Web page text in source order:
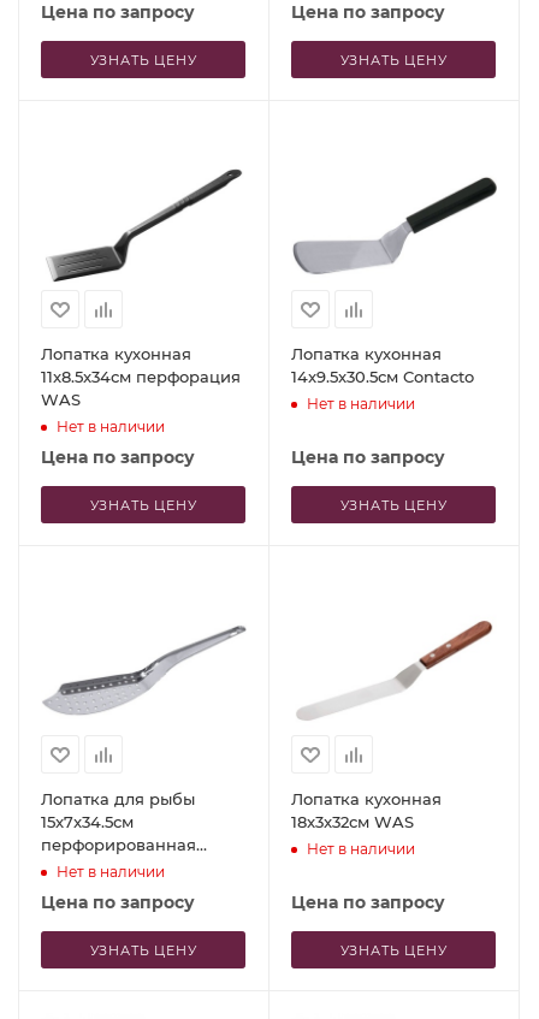
Цена по запросу
УЗНАТЬ ЦЕНУ
Цена по запросу
УЗНАТЬ ЦЕНУ
Лопатка кухонная
11x8.5x34см перфорация
WAS
Нет в наличии
Цена по запросу
УЗНАТЬ ЦЕНУ
Лопатка кухонная
14x9.5x30.5см Contacto
Нет в наличии
Цена по запросу
УЗНАТЬ ЦЕНУ
Лопатка для рыбы
15x7x34.5см
перфорированная
Contacto
Нет в наличии
Цена по запросу
УЗНАТЬ ЦЕНУ
Лопатка кухонная
18x3x32см WAS
Нет в наличии
Цена по запросу
УЗНАТЬ ЦЕНУ